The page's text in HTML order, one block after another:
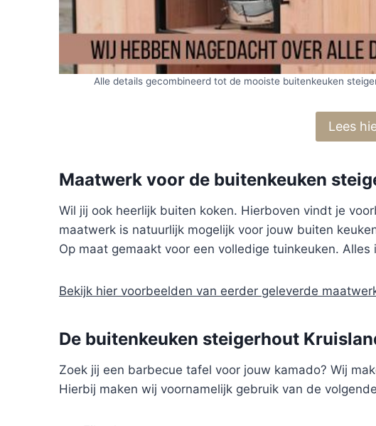
Alle details gecombineerd tot de mooiste buitenkeuken
Lees
Maatwerk voor de buitenkeuken
Wil jij ook heerlijk buiten koken. Hierboven vindt je
maatwerk is natuurlijk mogelijk voor jouw buiten
Op maat gemaakt voor een volledige tuinkeuken.
Bekijk hier voorbeelden van eerder geleverde
De buitenkeuken steigerhout
Zoek jij een barbecue tafel voor jouw kamado? Wij
Hierbij maken wij voornamelijk gebruik van de